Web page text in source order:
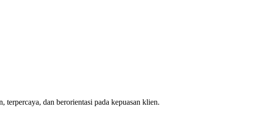
terpercaya, dan berorientasi pada kepuasan klien.